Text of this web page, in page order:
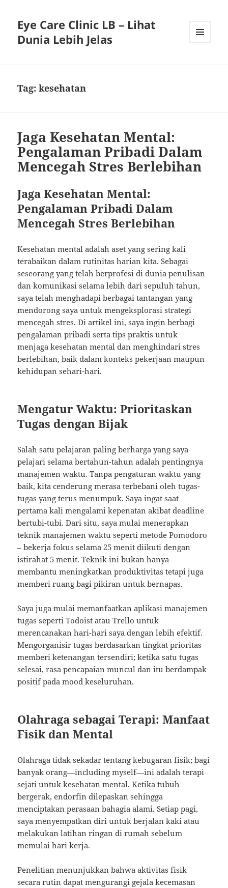
Eye Care Clinic LB – Lihat
Dunia Lebih Jelas
Tag:kesehatan
Jaga Kesehatan Mental:
Pengalaman Pribadi Dalam
Mencegah Stres Berlebihan
Jaga Kesehatan Mental:
Pengalaman Pribadi Dalam
Mencegah Stres Berlebihan
Kesehatan mental adalah aset yang sering kali
terabaikan dalam rutinitas harian kita. Sebagai
seseorang yang telah berprofesi di dunia penulisan
dan komunikasi selama lebih dari sepuluh tahun,
saya telah menghadapi berbagai tantangan yang
mendorong saya untuk mengeksplorasi strategi
mencegah stres. Di artikel ini, saya ingin berbagi
pengalaman pribadi serta tips praktis untuk
menjaga kesehatan mental dan menghindari stres
berlebihan, baik dalam konteks pekerjaan maupun
kehidupan sehari-hari.
Mengatur Waktu: Prioritaskan
Tugas dengan Bijak
Salah satu pelajaran paling berharga yang saya
pelajari selama bertahun-tahun adalah pentingnya
manajemen waktu. Tanpa pengaturan waktu yang
baik, kita cenderung merasa terbebani oleh tugas-
tugas yang terus menumpuk. Saya ingat saat
pertama kali mengalami kepenatan akibat deadline
bertubi-tubi. Dari situ, saya mulai menerapkan
teknik manajemen waktu seperti metode Pomodoro
– bekerja fokus selama 25 menit diikuti dengan
istirahat 5 menit. Teknik ini bukan hanya
membantu meningkatkan produktivitas tetapi juga
memberi ruang bagi pikiran untuk bernapas.
Saya juga mulai memanfaatkan aplikasi manajemen
tugas seperti Todoist atau Trello untuk
merencanakan hari-hari saya dengan lebih efektif.
Mengorganisir tugas berdasarkan tingkat prioritas
memberi ketenangan tersendiri; ketika satu tugas
selesai, rasa pencapaian muncul dan itu berdampak
positif pada mood keseluruhan.
Olahraga sebagai Terapi: Manfaat
Fisik dan Mental
Olahraga tidak sekadar tentang kebugaran fisik; bagi
banyak orang—including myself—ini adalah terapi
sejati untuk kesehatan mental. Ketika tubuh
bergerak, endorfin dilepaskan sehingga
menciptakan perasaan bahagia alami. Setiap pagi,
saya menyempatkan diri untuk berjalan kaki atau
melakukan latihan ringan di rumah sebelum
memulai hari kerja.
Penelitian menunjukkan bahwa aktivitas fisik
secara rutin dapat mengurangi gejala kecemasan